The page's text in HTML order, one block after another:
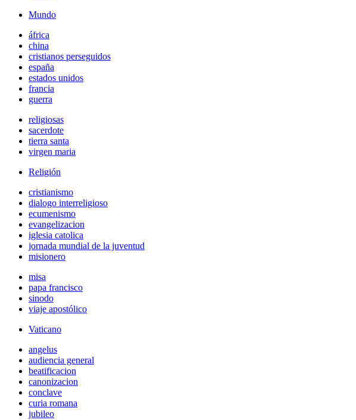
Mundo
áfrica
china
cristianos perseguidos
españa
estados unidos
francia
guerra
religiosas
sacerdote
tierra santa
virgen maria
Religión
cristianismo
dialogo interreligioso
ecumenismo
evangelizacion
iglesia catolica
jornada mundial de la juventud
misionero
misa
papa francisco
sinodo
viaje apostólico
Vaticano
angelus
audiencia general
beatificacion
canonizacion
conclave
curia romana
jubileo